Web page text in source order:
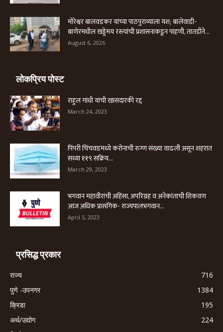
मोरेश्वर बालवडकर यांच्या पाठपुराव्याला यश; बालेवाडी-
बाणेरमधील खड्डेमय रस्त्यांची प्रशासनाकडून पाहणी, तातडीने...
August 6, 2026
लोकप्रिय पोस्ट
राहुल गांधी यांची खासदारकी रद्द
March 24, 2023
पिंपरी चिंचवडमध्ये करोनाची रुग्ण संख्या वाढली असून शहरात
सध्या ११९ सक्रिय...
March 29, 2023
भगवान महावीरांची अहिंसा, अपरिग्रह व अनेकांताची शिकवण
आज अधिक प्रासंगिक- राज्यपालभगवान...
April 5, 2023
प्रसिद्ध प्रकार
राज्य
716
पुणे -उपनगर
1384
क्रिडा
195
अर्थ/उद्योग
224